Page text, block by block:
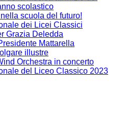
scolastico
scuola del futuro!
dei Licei Classici
Grazia Deledda
Mattarella
illustre
Orchestra in concerto
del Liceo Classico 2023